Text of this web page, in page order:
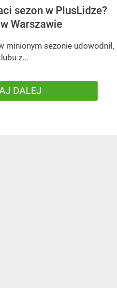
sezon w PlusLidze?
Warszawie
minionym sezonie udowodnił,
z...
DALEJ